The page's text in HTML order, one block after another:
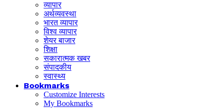
व्यापार
अर्थव्यवस्था
भारत व्यापार
विश्व व्यापार
शेयर बाजार
शिक्षा
सकारात्मक खबर
संपादकीय
स्वास्थ्य
Bookmarks
Customize Interests
My Bookmarks